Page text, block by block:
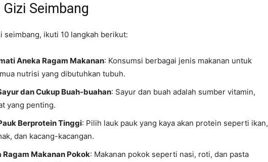
Seimbang
seimbang, ikuti 10 langkah berikut:
Aneka Ragam Makanan: Konsumsi berbagai jenis makanan untuk
nutrisi yang dibutuhkan tubuh.
dan Cukup Buah-buahan: Sayur dan buah adalah sumber vitamin,
yang penting.
Berprotein Tinggi: Pilih lauk pauk yang kaya akan protein seperti ikan,
dan kacang-kacangan.
Ragam Makanan Pokok: Makanan pokok seperti nasi, roti, dan pasta